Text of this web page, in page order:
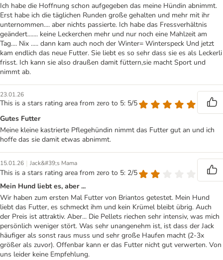
Ich habe die Hoffnung schon aufgegeben das meine Hündin abnimmt.
Erst habe ich die täglichen Runden große gehalten und mehr mit ihr
unternommen.... aber nichts passierte. Ich habe das Fressverhältnis
geändert....... keine Leckerchen mehr und nur noch eine Mahlzeit am
Tag.... Nix ..... dann kam auch noch der Winter= Winterspeck Und jetzt
kam endlich das neue Futter. Sie liebt es so sehr dass sie es als Leckerli
frisst. Ich kann sie also draußen damit füttern,sie macht Sport und
nimmt ab.
23.01.26
This is a stars rating area from zero to 5: 5/5
Gutes Futter
Meine kleine kastrierte Pflegehündin nimmt das Futter gut an und ich
hoffe das sie damit etwas abnimmt.
15.01.26 | Jack&#39;s Mama
This is a stars rating area from zero to 5: 2/5
Mein Hund liebt es, aber ...
Wir haben zum ersten Mal Futter von Briantos getestet. Mein Hund
liebt das Futter, es schmeckt ihm und kein Krümel bleibt übrig. Auch
der Preis ist attraktiv. Aber... Die Pellets riechen sehr intensiv, was mich
persönlich weniger stört. Was sehr unangenehm ist, ist dass der Jack
häufiger als sonst raus muss und sehr große Haufen macht (2-3x
größer als zuvor). Offenbar kann er das Futter nicht gut verwerten. Von
uns leider keine Empfehlung.